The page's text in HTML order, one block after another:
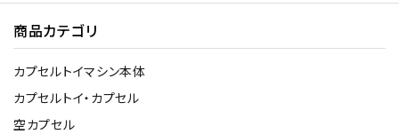
商品カテゴリ
カプセルトイマシン本体
カプセルトイ・カプセル
空カプセル